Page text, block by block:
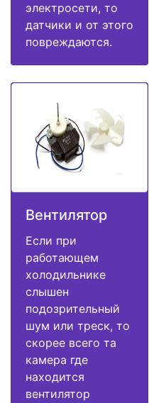
электросети, то
датчики и от этого
повреждаются.
Вентилятор
Если при
работающем
холодильнике
слышен
подозрительный
шум или треск, то
скорее всего та
камера где
находится
вентилятор